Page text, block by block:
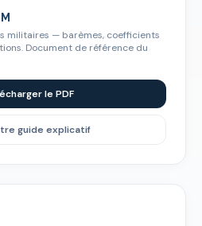
militaires — barèmes, coefficients
Document de référence du
le PDF
guide explicatif